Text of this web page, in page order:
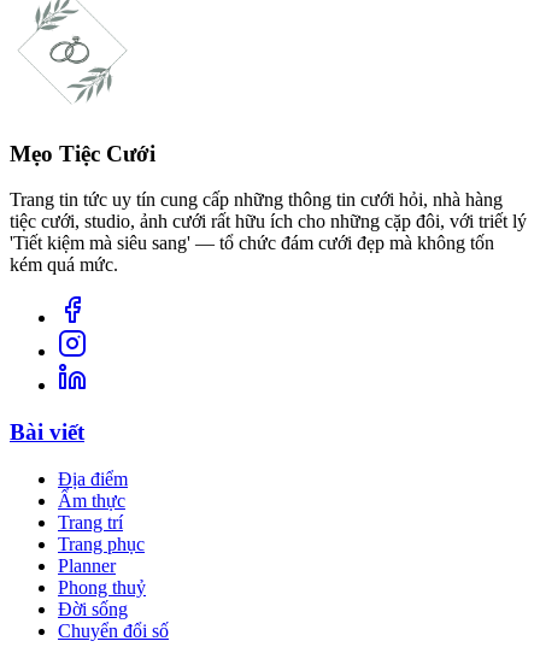
Mẹo Tiệc Cưới
Trang tin tức uy tín cung cấp những thông tin cưới hỏi, nhà hàng
tiệc cưới, studio, ảnh cưới rất hữu ích cho những cặp đôi, với triết lý
'Tiết kiệm mà siêu sang' — tổ chức đám cưới đẹp mà không tốn
kém quá mức.
Bài viết
Địa điểm
Ẩm thực
Trang trí
Trang phục
Planner
Phong thuỷ
Đời sống
Chuyển đổi số